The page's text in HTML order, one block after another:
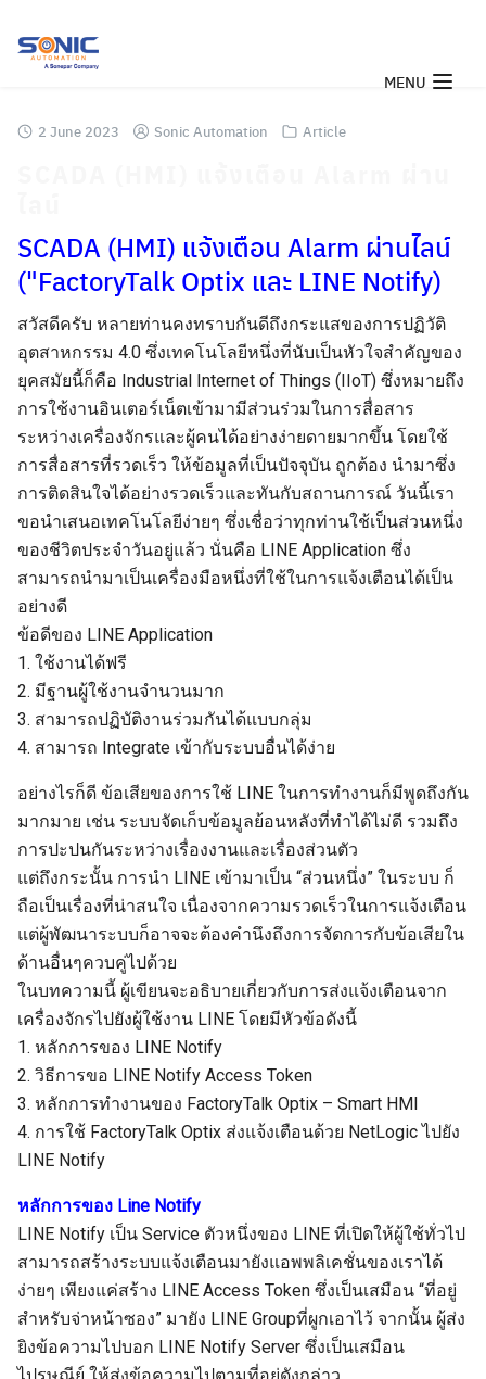
content
MENU
2 June 2023 Sonic Automation Article
SCADA (HMI) แจ้งเตือน Alarm ผ่านไลน์
("FactoryTalk Optix และ LINE Notify)
สวัสดีครับ หลายท่านคงทราบกันดีถึงกระแสของการปฏิวัติ
อุตสาหกรรม 4.0 ซึ่งเทคโนโลยีหนึ่งที่นับเป็นหัวใจสำคัญของ
ยุคสมัยนี้ก็คือ Industrial Internet of Things (IIoT) ซึ่งหมายถึง
การใช้งานอินเตอร์เน็ตเข้ามามีส่วนร่วมในการสื่อสาร
ระหว่างเครื่องจักรและผู้คนได้อย่างง่ายดายมากขึ้น โดยใช้
การสื่อสารที่รวดเร็ว ให้ข้อมูลที่เป็นปัจจุบัน ถูกต้อง นำมาซึ่ง
การติดสินใจได้อย่างรวดเร็วและทันกับสถานการณ์ วันนี้เรา
ขอนำเสนอเทคโนโลยีง่ายๆ ซึ่งเชื่อว่าทุกท่านใช้เป็นส่วนหนึ่ง
ของชีวิตประจำวันอยู่แล้ว นั่นคือ LINE Application ซึ่ง
สามารถนำมาเป็นเครื่องมือหนึ่งที่ใช้ในการแจ้งเตือนได้เป็น
อย่างดี
ข้อดีของ LINE Application
1. ใช้งานได้ฟรี
2. มีฐานผู้ใช้งานจำนวนมาก
3. สามารถปฏิบัติงานร่วมกันได้แบบกลุ่ม
4. สามารถ Integrate เข้ากับระบบอื่นได้ง่าย
อย่างไรก็ดี ข้อเสียของการใช้ LINE ในการทำงานก็มีพูดถึงกัน
มากมาย เช่น ระบบจัดเก็บข้อมูลย้อนหลังที่ทำได้ไม่ดี รวมถึง
การปะปนกันระหว่างเรื่องงานและเรื่องส่วนตัว
แต่ถึงกระนั้น การนำ LINE เข้ามาเป็น “ส่วนหนึ่ง” ในระบบ ก็
ถือเป็นเรื่องที่น่าสนใจ เนื่องจากความรวดเร็วในการแจ้งเตือน
แต่ผู้พัฒนาระบบก็อาจจะต้องคำนึงถึงการจัดการกับข้อเสียใน
ด้านอื่นๆควบคู่ไปด้วย
ในบทความนี้ ผู้เขียนจะอธิบายเกี่ยวกับการส่งแจ้งเตือนจาก
เครื่องจักรไปยังผู้ใช้งาน LINE โดยมีหัวข้อดังนี้
1. หลักการของ LINE Notify
2. วิธีการขอ LINE Notify Access Token
3. หลักการทำงานของ FactoryTalk Optix – Smart HMI
4. การใช้ FactoryTalk Optix ส่งแจ้งเตือนด้วย NetLogic ไปยัง
LINE Notify
หลักการของ Line Notify
LINE Notify เป็น Service ตัวหนึ่งของ LINE ที่เปิดให้ผู้ใช้ทั่วไป
สามารถสร้างระบบแจ้งเตือนมายังแอพพลิเคชั่นของเราได้
ง่ายๆ เพียงแค่สร้าง LINE Access Token ซึ่งเป็นเสมือน “ที่อยู่
สำหรับจ่าหน้าซอง” มายัง LINE Groupที่ผูกเอาไว้ จากนั้น ผู้ส่ง
ยิงข้อความไปบอก LINE Notify Server ซึ่งเป็นเสมือน